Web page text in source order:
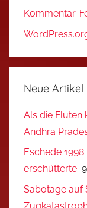
Kommentar-
Neue Artikel
Als die Fluten
Andhra
Eschede
erschütterte
Sabotage auf